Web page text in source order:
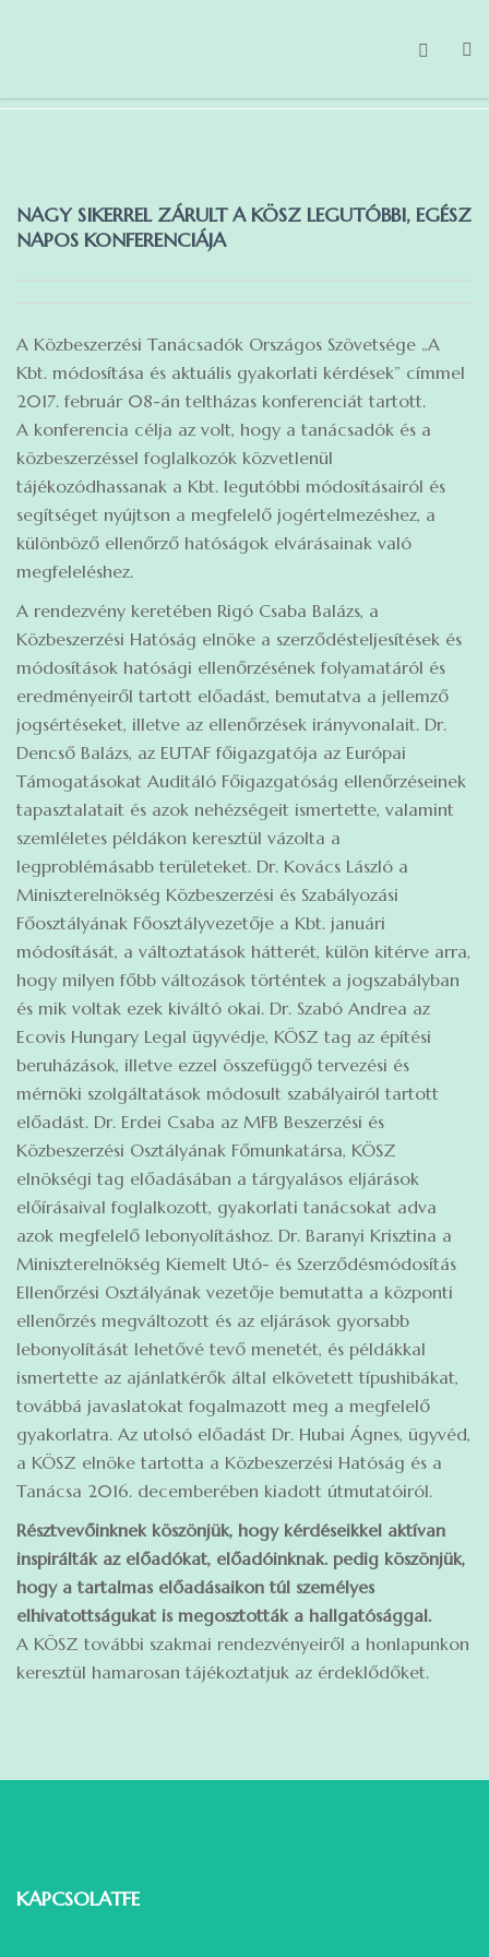
TEVÉKENYSÉGEINK
NAGY SIKERREL ZÁRULT A KÖSZ LEGUTÓBBI, EGÉSZ
NAPOS KONFERENCIÁJA
A Közbeszerzési Tanácsadók Országos Szövetsége „A
Kbt. módosítása és aktuális gyakorlati kérdések” címmel
2017. február 08-án teltházas konferenciát tartott.
A konferencia célja az volt, hogy a tanácsadók és a
közbeszerzéssel foglalkozók közvetlenül
tájékozódhassanak a Kbt. legutóbbi módosításairól és
segítséget nyújtson a megfelelő jogértelmezéshez, a
különböző ellenőrző hatóságok elvárásainak való
megfeleléshez.
A rendezvény keretében Rigó Csaba Balázs, a
Közbeszerzési Hatóság elnöke a szerződésteljesítések és
módosítások hatósági ellenőrzésének folyamatáról és
eredményeiről tartott előadást, bemutatva a jellemző
jogsértéseket, illetve az ellenőrzések irányvonalait. Dr.
Dencső Balázs, az EUTAF főigazgatója az Európai
Támogatásokat Auditáló Főigazgatóság ellenőrzéseinek
tapasztalatait és azok nehézségeit ismertette, valamint
szemléletes példákon keresztül vázolta a
legproblémásabb területeket. Dr. Kovács László a
Miniszterelnökség Közbeszerzési és Szabályozási
Főosztályának Főosztályvezetője a Kbt. januári
módosítását, a változtatások hátterét, külön kitérve arra,
hogy milyen főbb változások történtek a jogszabályban
és mik voltak ezek kiváltó okai. Dr. Szabó Andrea az
Ecovis Hungary Legal ügyvédje, KÖSZ tag az építési
beruházások, illetve ezzel összefüggő tervezési és
mérnöki szolgáltatások módosult szabályairól tartott
előadást. Dr. Erdei Csaba az MFB Beszerzési és
Közbeszerzési Osztályának Főmunkatársa, KÖSZ
elnökségi tag előadásában a tárgyalásos eljárások
előírásaival foglalkozott, gyakorlati tanácsokat adva
azok megfelelő lebonyolításhoz. Dr. Baranyi Krisztina a
Miniszterelnökség Kiemelt Utó- és Szerződésmódosítás
Ellenőrzési Osztályának vezetője bemutatta a központi
ellenőrzés megváltozott és az eljárások gyorsabb
lebonyolítását lehetővé tevő menetét, és példákkal
ismertette az ajánlatkérők által elkövetett típushibákat,
továbbá javaslatokat fogalmazott meg a megfelelő
gyakorlatra. Az utolsó előadást Dr. Hubai Ágnes, ügyvéd,
a KÖSZ elnöke tartotta a Közbeszerzési Hatóság és a
Tanácsa 2016. decemberében kiadott útmutatóiról.
Résztvevőinknek köszönjük, hogy kérdéseikkel aktívan
inspirálták az előadókat, előadóinknak. pedig köszönjük,
hogy a tartalmas előadásaikon túl személyes
elhivatottságukat is megosztották a hallgatósággal.
A KÖSZ további szakmai rendezvényeiről a honlapunkon
keresztül hamarosan tájékoztatjuk az érdeklődőket.
KAPCSOLATFELVÉTEL